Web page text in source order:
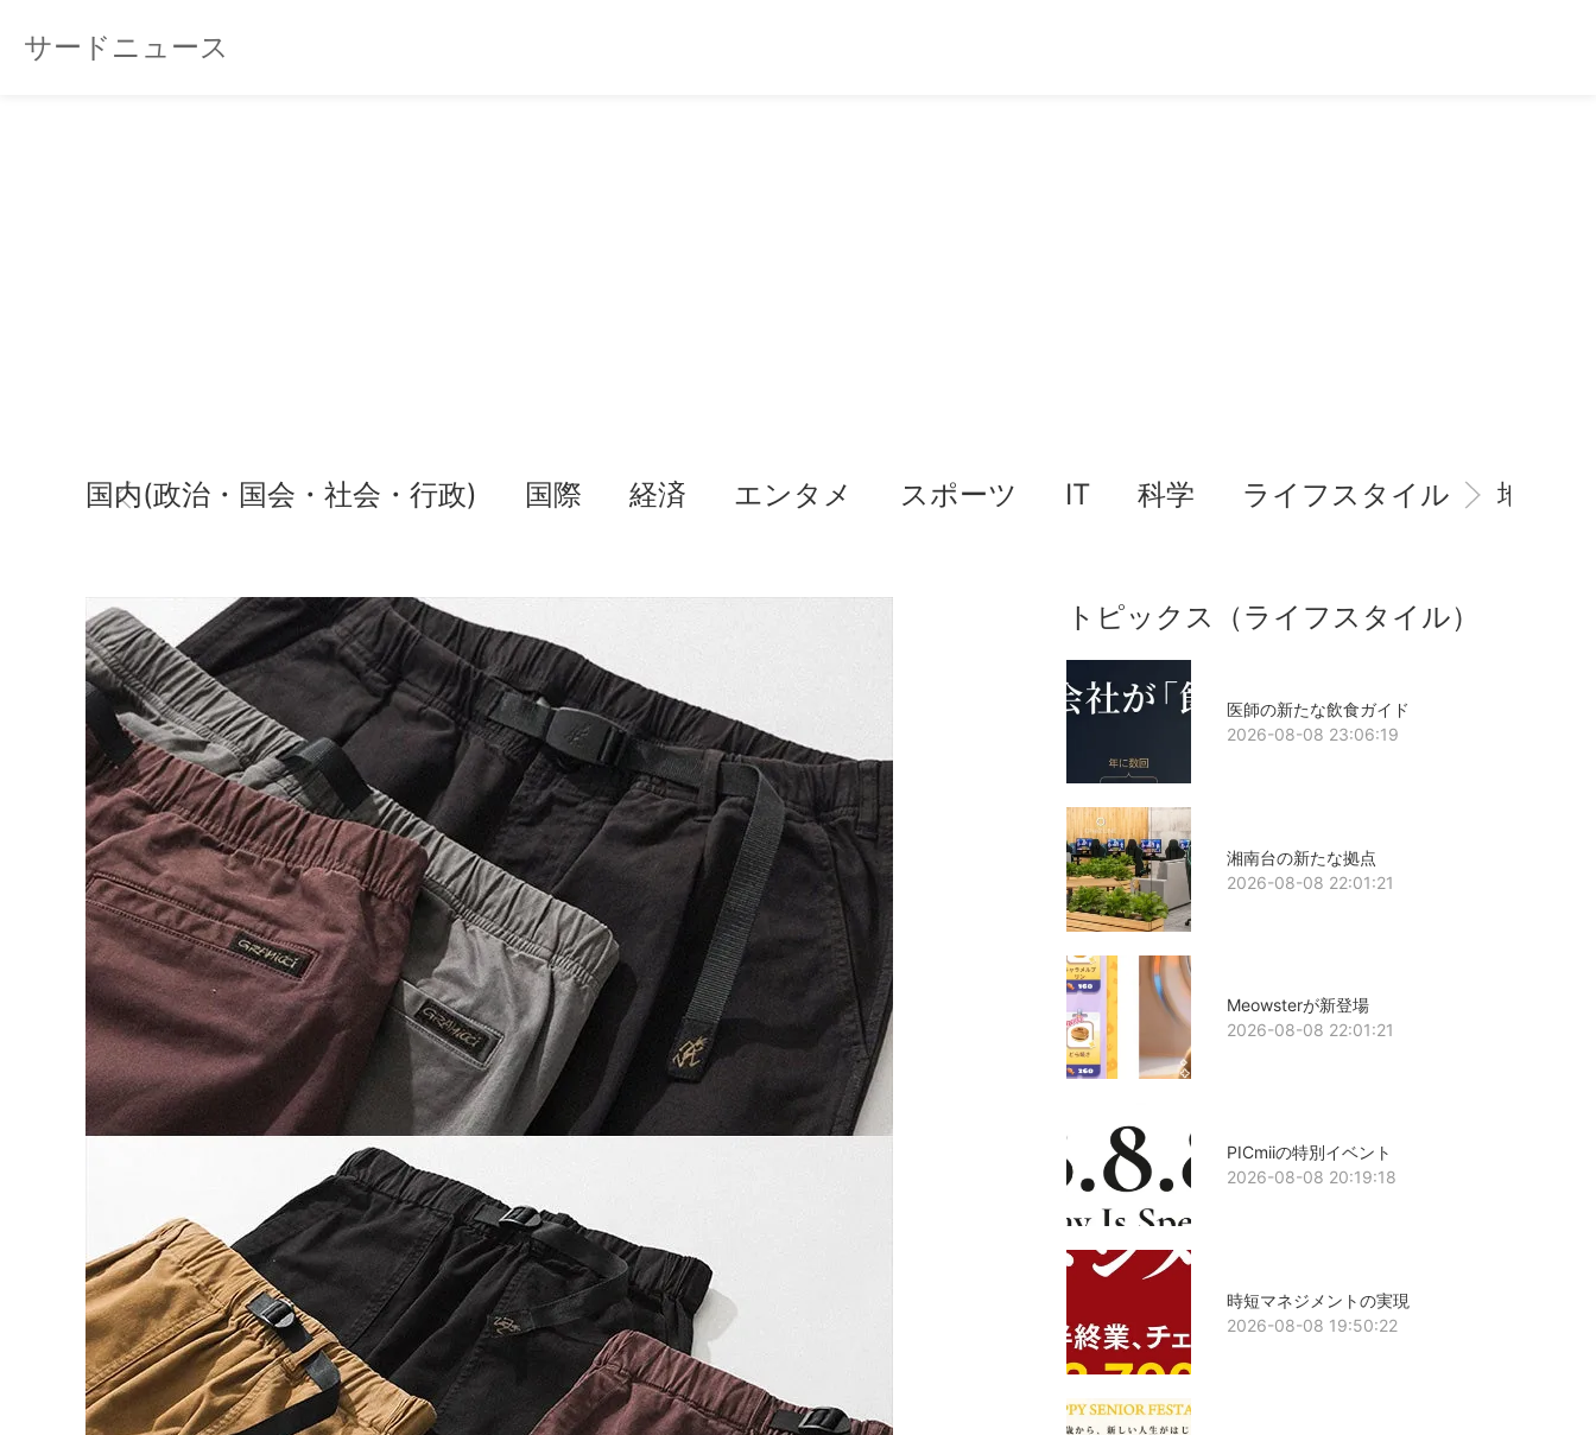
サードニュース
国内(政治・国会・社会・行政) 国際 経済 エンタメ スポーツ IT 科学 ライフスタイル 地域情
トピックス（ライフスタイル）
医師の新たな飲食ガイド
2026-08-08 23:06:19
湘南台の新たな拠点
2026-08-08 22:01:21
Meowsterが新登場
2026-08-08 22:01:21
PICmiiの特別イベント
2026-08-08 20:19:18
時短マネジメントの実現
2026-08-08 19:50:22